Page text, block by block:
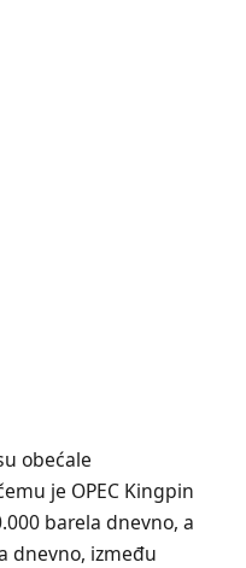
obećale
je OPEC Kingpin
barela dnevno, a
dnevno, između